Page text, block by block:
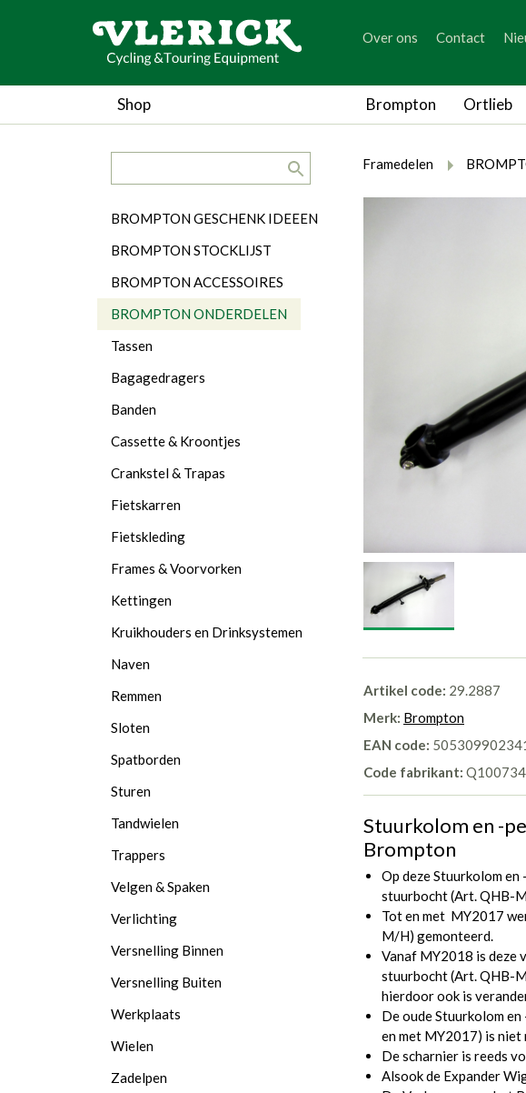
generic_skip_language
Over ons Contact
Shop Brompton Ortlieb
breadcrumb.here
breadcrumb.from
Framedelen breadcrumb.to
Artikel code: 29.2887
Merk: Brompton
EAN code:
Code fabrikant: Q100734
Stuurkolom en -
Brompton
Op deze Stuurkolom
stuurbocht (Art. QHB-
Tot en met MY2017
M/H) gemonteerd.
Vanaf MY2018 is deze
stuurbocht (Art. QHB-
hierdoor ook is
De oude Stuurkolom
en met MY2017) is niet
De scharnier is reeds
Alsook de Expander
Categorieën
BROMPTON GESCHENK IDEEEN
BROMPTON STOCKLIJST
BROMPTON ACCESSOIRES
BROMPTON ONDERDELEN
Tassen
Bagagedragers
Banden
Cassette & Kroontjes
Crankstel & Trapas
Fietskarren
Fietskleding
Frames & Voorvorken
Kettingen
Kruikhouders en Drinksystemen
Naven
Remmen
Sloten
Spatborden
Sturen
Tandwielen
Trappers
Velgen & Spaken
Verlichting
Versnelling Binnen
Versnelling Buiten
Werkplaats
Wielen
Zadelpen